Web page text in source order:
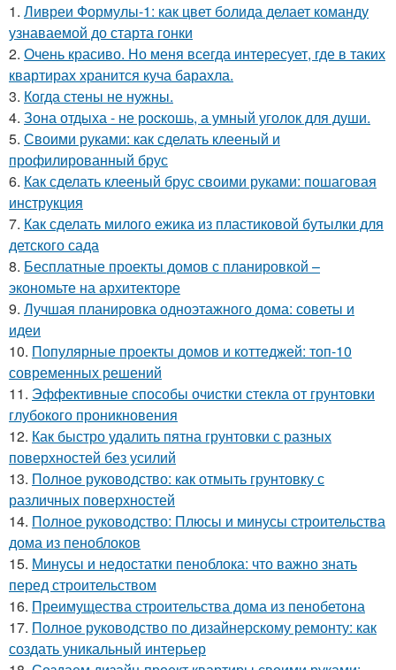
1. Ливреи Формулы-1: как цвет болида делает команду
узнаваемой до старта гонки
2. Очень красиво. Но меня всегда интересует, где в таких
квартирах хранится куча барахла.
3. Когда стены не нужны.
4. Зона отдыха - не роcкошь, а умный уголок для души.
5. Своими руками: как сделать клееный и
профилированный брус
6. Как сделать клееный брус своими руками: пошаговая
инструкция
7. Как сделать милого ежика из пластиковой бутылки для
детского сада
8. Бесплатные проекты домов с планировкой –
экономьте на архитекторе
9. Лучшая планировка одноэтажного дома: советы и
идеи
10. Популярные проекты домов и коттеджей: топ-10
современных решений
11. Эффективные способы очистки стекла от грунтовки
глубокого проникновения
12. Как быстро удалить пятна грунтовки с разных
поверхностей без усилий
13. Полное руководство: как отмыть грунтовку с
различных поверхностей
14. Полное руководство: Плюсы и минусы строительства
дома из пеноблоков
15. Минусы и недостатки пеноблока: что важно знать
перед строительством
16. Преимущества строительства дома из пенобетона
17. Полное руководство по дизайнерскому ремонту: как
создать уникальный интерьер